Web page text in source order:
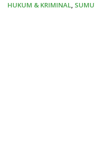
HUKUM & KRIMINAL,